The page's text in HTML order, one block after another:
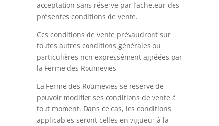
acceptation sans réserve par l’acheteur des
présentes conditions de vente.
Ces conditions de vente prévaudront sur
toutes autres conditions générales ou
particulières non expressément agréées par
la Ferme des Roumevies
La Ferme des Roumevies se réserve de
pouvoir modifier ses conditions de vente à
tout moment. Dans ce cas, les conditions
applicables seront celles en vigueur à la